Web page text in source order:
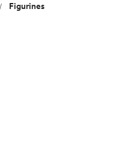
Figurines